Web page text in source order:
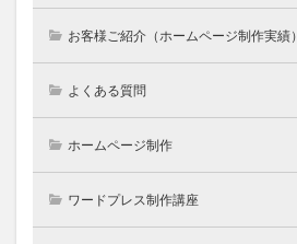
お客様ご紹介（ホームページ制作実績）
よくある質問
ホームページ制作
ワードプレス制作講座